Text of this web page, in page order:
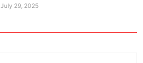
July 29, 2025